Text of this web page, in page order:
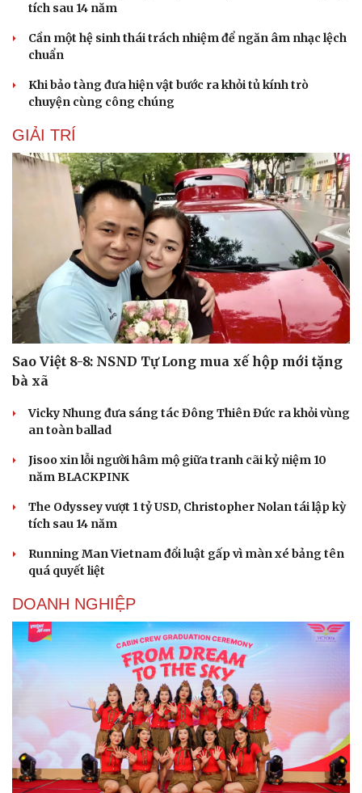
tích sau 14 năm
Cần một hệ sinh thái trách nhiệm để ngăn âm nhạc lệch
chuẩn
Khi bảo tàng đưa hiện vật bước ra khỏi tủ kính trò
chuyện cùng công chúng
GIẢI TRÍ
Sao Việt 8-8: NSND Tự Long mua xế hộp mới tặng
bà xã
Vicky Nhung đưa sáng tác Đông Thiên Đức ra khỏi vùng
an toàn ballad
Jisoo xin lỗi người hâm mộ giữa tranh cãi kỷ niệm 10
năm BLACKPINK
The Odyssey vượt 1 tỷ USD, Christopher Nolan tái lập kỳ
tích sau 14 năm
Running Man Vietnam đổi luật gấp vì màn xé bảng tên
quá quyết liệt
DOANH NGHIỆP